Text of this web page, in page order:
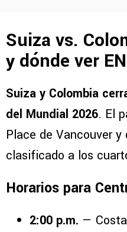
Suiza vs.
y dónde ver
Suiza y Colombia
del Mundial 2026. El
Place de Vancouver
clasificado a los
Horarios para
2:00 p.m. —